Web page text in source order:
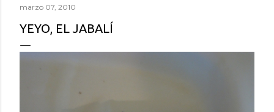
marzo 07, 2010
YEYO, EL JABALÍ